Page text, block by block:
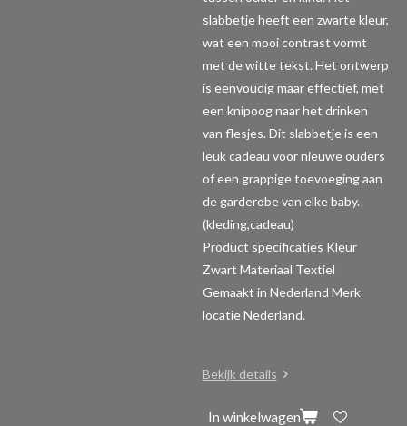
slabbetje heeft een zwarte kleur,
wat een mooi contrast vormt
met de witte tekst. Het ontwerp
is eenvoudig maar effectief, met
een knipoog naar het drinken
van flesjes. Dit slabbetje is een
leuk cadeau voor nieuwe ouders
of een grappige toevoeging aan
de garderobe van elke baby.
(kleding,cadeau)
Product specificaties Kleur
Zwart Materiaal Textiel
Gemaakt in Nederland Merk
locatie Nederland.
Bekijk details
In winkelwagen